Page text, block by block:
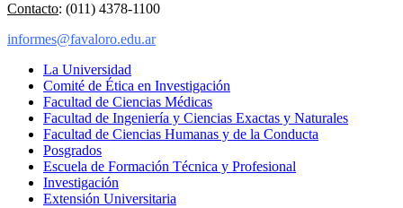
Contacto: (011) 4378-1100
informes@favaloro.edu.ar
La Universidad
Comité de Ética en Investigación
Facultad de Ciencias Médicas
Facultad de Ingeniería y Ciencias Exactas y Naturales
Facultad de Ciencias Humanas y de la Conducta
Posgrados
Escuela de Formación Técnica y Profesional
Investigación
Extensión Universitaria